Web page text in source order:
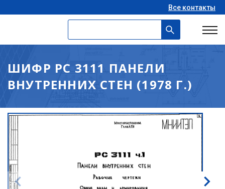
Все контакты
ШИФР РС 3111 ПАНЕЛИ
ВНУТРЕННИХ СТЕН (1978 Г.)